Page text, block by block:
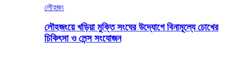
লৌহজং
লৌহজংয়ে খড়িয়া মুক্তি সংঘের উদ্যোগে বিনামূল্যে চোখের
চিকিৎসা ও লেন্স সংযোজন